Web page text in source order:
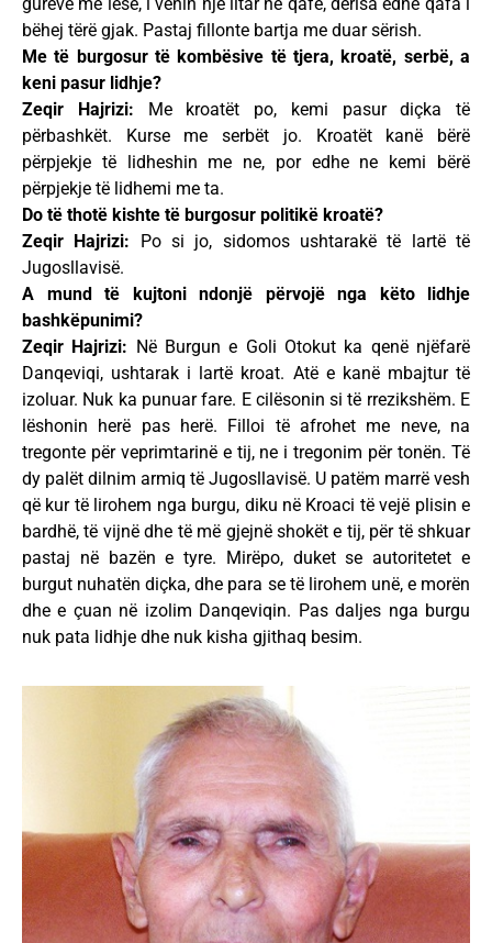
bëhej tërë gjak. Pastaj fillonte bartja me duar sërish.
Me të burgosur të kombësive të tjera, kroatë, serbë, a
keni pasur lidhje?
Zeqir Hajrizi: Me kroatët po, kemi pasur diçka të
përbashkët. Kurse me serbët jo. Kroatët kanë bërë
përpjekje të lidheshin me ne, por edhe ne kemi bërë
përpjekje të lidhemi me ta.
Do të thotë kishte të burgosur politikë kroatë?
Zeqir Hajrizi:
Po si jo, sidomos ushtarakë të lartë të
Jugosllavisë.
A mund të kujtoni ndonjë përvojë nga këto lidhje
bashkëpunimi?
Zeqir Hajrizi: Në Burgun e Goli Otokut ka qenë njëfarë
Danqeviqi, ushtarak i lartë kroat. Atë e kanë mbajtur të
izoluar. Nuk ka punuar fare. E cilësonin si të rrezikshëm. E
lëshonin herë pas herë. Filloi të afrohet me neve, na
tregonte për veprimtarinë e tij, ne i tregonim për tonën. Të
dy palët dilnim armiq të Jugosllavisë. U patëm marrë vesh
që kur të lirohem nga burgu, diku në Kroaci të vejë plisin e
bardhë, të vijnë dhe të më gjejnë shokët e tij, për të shkuar
pastaj në bazën e tyre. Mirëpo, duket se autoritetet e
burgut nuhatën diçka, dhe para se të lirohem unë, e morën
dhe e çuan në izolim Danqeviqin. Pas daljes nga burgu
nuk pata lidhje dhe nuk kisha gjithaq besim.